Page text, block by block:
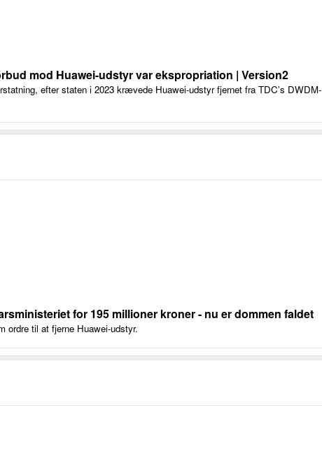
mod Huawei-udstyr var ekspropriation | Version2
efter staten i 2023 krævede Huawei-udstyr fjernet fra TDC’s DWDM-
for 195 millioner kroner - nu er dommen faldet
ordre til at fjerne Huawei-udstyr.